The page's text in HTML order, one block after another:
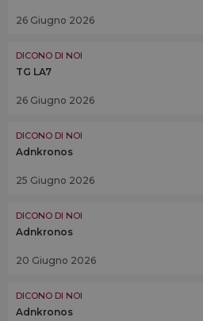
26 Giugno 2026
DICONO DI NOI
TG LA7
26 Giugno 2026
DICONO DI NOI
Adnkronos
25 Giugno 2026
DICONO DI NOI
Adnkronos
20 Giugno 2026
DICONO DI NOI
Adnkronos